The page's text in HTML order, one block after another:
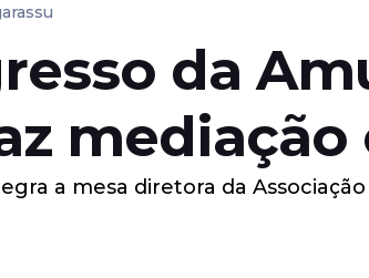
da
a mesa diretora da